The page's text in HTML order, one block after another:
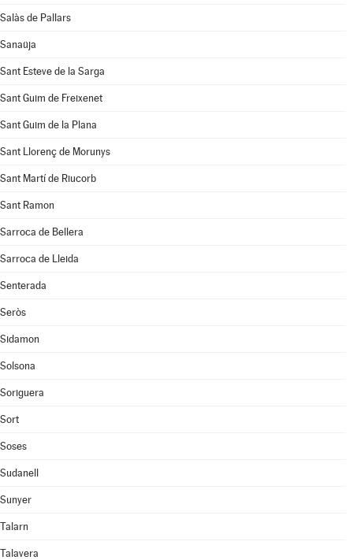
Salàs de Pallars
Sanaüja
Sant Esteve de la Sarga
Sant Guim de Freixenet
Sant Guim de la Plana
Sant Llorenç de Morunys
Sant Martí de Riucorb
Sant Ramon
Sarroca de Bellera
Sarroca de Lleida
Senterada
Seròs
Sidamon
Solsona
Soriguera
Sort
Soses
Sudanell
Sunyer
Talarn
Talavera